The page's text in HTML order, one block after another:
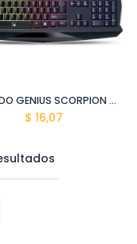
TECLADO GENIUS SCORPION GX K220 USB NEGRO
$ 16,07